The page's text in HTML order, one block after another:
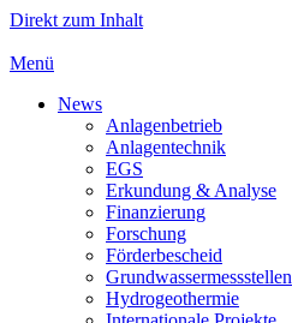
Direkt zum Inhalt
Menü
News
Anlagenbetrieb
Anlagentechnik
EGS
Erkundung & Analyse
Finanzierung
Forschung
Förderbescheid
Grundwassermessstellen
Hydrogeothermie